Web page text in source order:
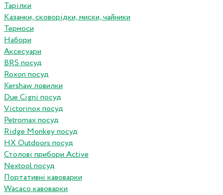
Тарілки
Казанки, сковорідки, миски, чайники
Термоси
Набори
Аксесуари
BRS посуд
Roxon посуд
Kershaw ловилки
Due Cigni посуд
Victorinox посуд
Petromax посуд
Ridge Monkey посуд
HX Outdoors посуд
Столові прибори Active
Nextool посуд
Портативні кавоварки
Wacaco кавоварки